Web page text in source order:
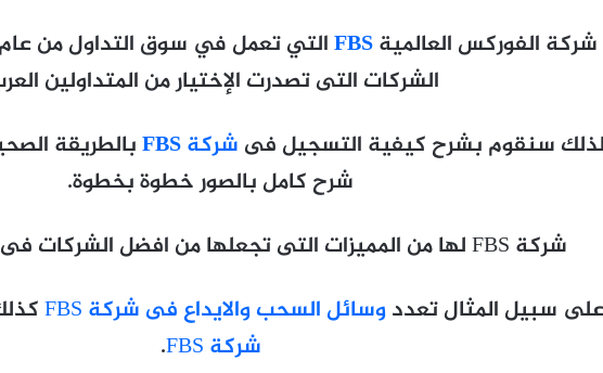
شركة الفوركس العالميةFBS
الشركات التى تصدرت الإختيار من المتداولين
لذلك سنقوم بشرح كيفية التسجيل فى شركة FBS
بالطريقة
شرح كامل بالصور خطوة بخطوة.
شركة FBS لها من المميزات التى تجعلها من افضل الشركات فى
سبيل المثال تعددوسائل السحب والايداع فى شركة FBS
شركة FBS
.